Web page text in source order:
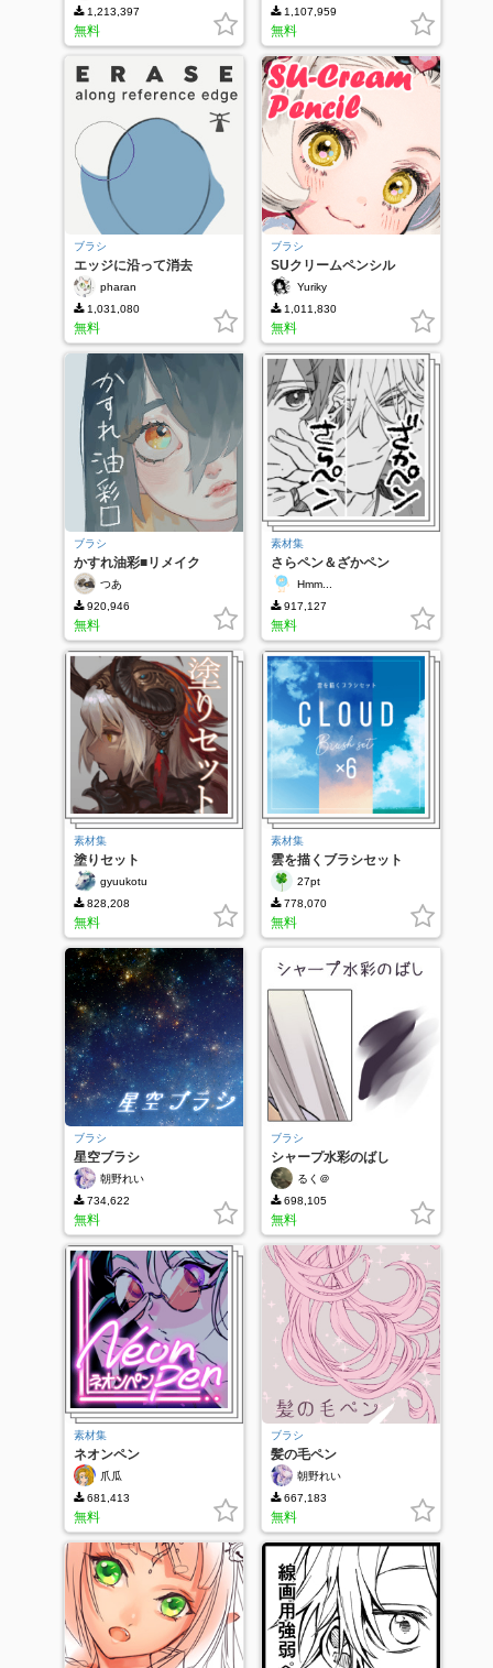
1,213,397
無料
1,107,959
無料
ブラシ
エッジに沿って消去
pharan
1,031,080
無料
ブラシ
SUクリームペンシル
Yuriky
1,011,830
無料
ブラシ
かすれ油彩■リメイク
つあ
920,946
無料
素材集
さらペン＆ざかペン
Hmm...
917,127
無料
素材集
塗りセット
gyuukotu
828,208
無料
素材集
雲を描くブラシセット
27pt
778,070
無料
ブラシ
星空ブラシ
朝野れい
734,622
無料
ブラシ
シャープ水彩のばし
るく＠
698,105
無料
素材集
ネオンペン
爪瓜
681,413
無料
ブラシ
髪の毛ペン
朝野れい
667,183
無料